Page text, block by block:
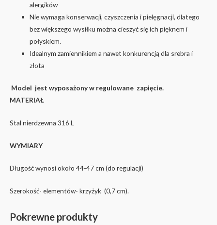
alergików
Nie wymaga konserwacji, czyszczenia i pielęgnacji, dlatego
bez większego wysiłku można cieszyć się ich pięknem i
połyskiem.
Idealnym zamiennikiem a nawet konkurencją dla srebra i
złota
Model jest wyposażony w regulowane zapięcie.
MATERIAŁ
Stal nierdzewna 316 L
WYMIARY
Długość wynosi około 44-47 cm (do regulacji)
Szerokość- elementów- krzyżyk (0,7 cm).
Pokrewne produkty